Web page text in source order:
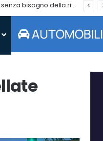
Jaecoo 7 full hybrid: viaggia senza bisogno della ricarica. Ad agosto è tuo da 179 euro al mese
AUTOMOBILI